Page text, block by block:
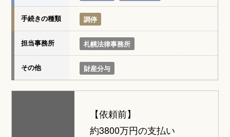
手続きの種類 調停
担当事務所 札幌法律事務所
その他 財産分与
【依頼前】
約3800万円の支払い